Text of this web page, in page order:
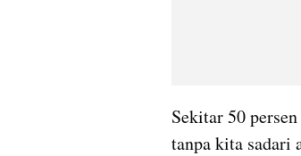
Sekitar 50
tanpa kita sadari